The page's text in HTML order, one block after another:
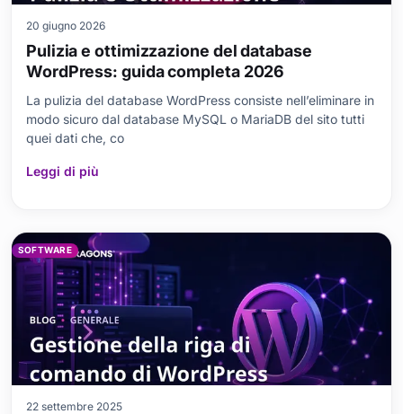
20 giugno 2026
Pulizia e ottimizzazione del database
WordPress: guida completa 2026
La pulizia del database WordPress consiste nell’eliminare in
modo sicuro dal database MySQL o MariaDB del sito tutti
quei dati che, co
Leggi di più
SOFTWARE
22 settembre 2025